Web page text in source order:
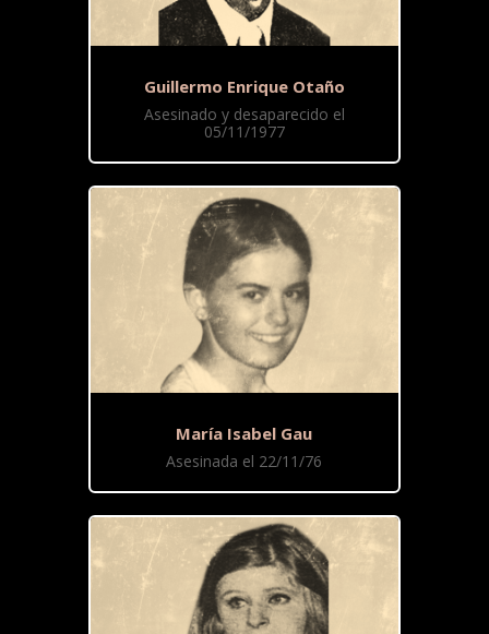
Guillermo Enrique Otaño
Asesinado y desaparecido el
05/11/1977
María Isabel Gau
Asesinada el 22/11/76